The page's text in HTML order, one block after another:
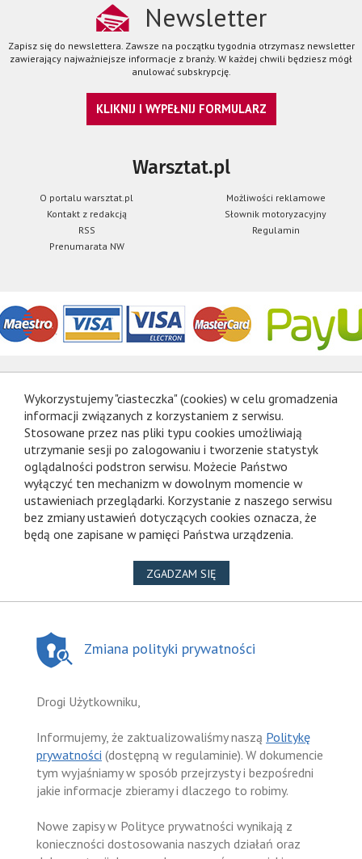
Newsletter
Zapisz się do newslettera. Zawsze na początku tygodnia otrzymasz newsletter
zawierający najważniejsze informacje z branży. W każdej chwili będziesz mógł
anulować subskrypcję.
KLIKNIJ I WYPEŁNIJ FORMULARZ
Warsztat.pl
O portalu warsztat.pl
Możliwości reklamowe
Kontakt z redakcją
Słownik motoryzacyjny
RSS
Regulamin
Prenumarata NW
Wykorzystujemy "ciasteczka" (cookies) w celu gromadzenia
informacji związanych z korzystaniem z serwisu.
Stosowane przez nas pliki typu cookies umożliwiają
utrzymanie sesji po zalogowaniu i tworzenie statystyk
oglądalności podstron serwisu. Możecie Państwo
wyłączyć ten mechanizm w dowolnym momencie w
ustawieniach przeglądarki. Korzystanie z naszego serwisu
bez zmiany ustawień dotyczących cookies oznacza, że
będą one zapisane w pamięci Państwa urządzenia.
ZGADZAM SIĘNA WYKORZYSTANIE PLIKÓW
Zmiana polityki prywatności
Drogi Użytkowniku,
Informujemy, że zaktualizowaliśmy naszą Politykę
prywatności (dostępną w regulaminie). W dokumencie
tym wyjaśniamy w sposób przejrzysty i bezpośredni
jakie informacje zbieramy i dlaczego to robimy.
Nowe zapisy w Polityce prywatności wynikają z
konieczności dostosowania naszych działań oraz